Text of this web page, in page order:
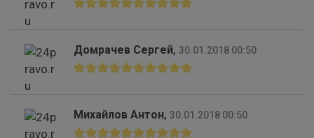
Домрачев Сергей, 30.01.2018 00:50
Михайлов Антон, 30.01.2018 00:50